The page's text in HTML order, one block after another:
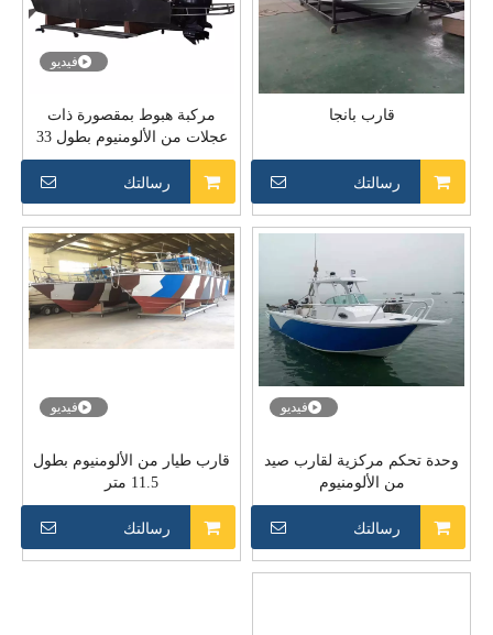
قارب بانجا
رسالتك
فيديو
مركبة هبوط بمقصورة ذات
عجلات من الألومنيوم بطول 33
قدمًا و10 أمتار
رسالتك
فيديو
وحدة تحكم مركزية لقارب صيد
من الألومنيوم
رسالتك
فيديو
قارب طيار من الألومنيوم بطول
11.5 متر
رسالتك